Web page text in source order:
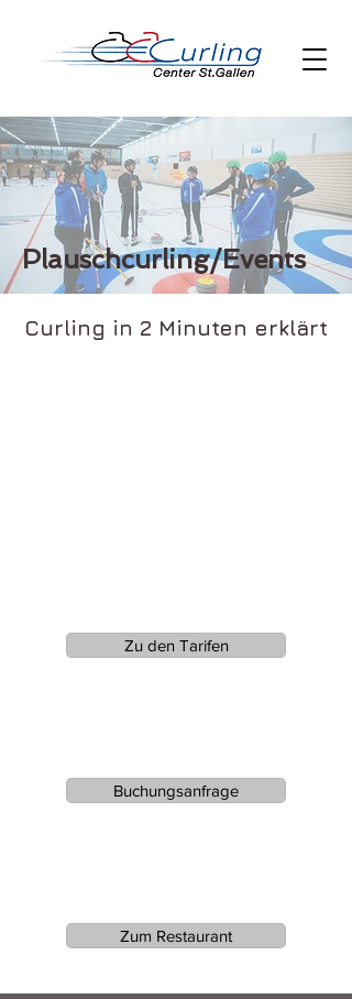
Plauschcurling/Events
Curling in 2 Minuten erklärt
Zu den Tarifen
Buchungsanfrage
Zum Restaurant